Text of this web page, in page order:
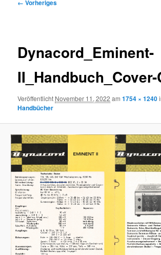
← Vorheriges
Dynacord_Eminent-
Veröffentlicht November 11, 2022 am1754 × 1240
Handbücher